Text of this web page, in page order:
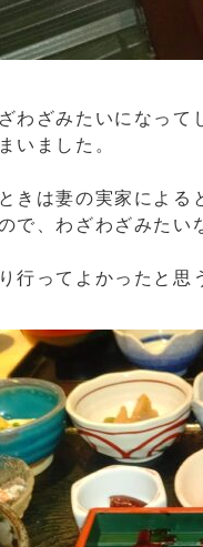
わざみたいになって
いました。
きは妻の実家による
で、わざわざみたい
行ってよかったと思